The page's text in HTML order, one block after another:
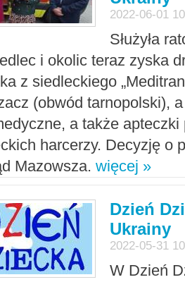
2022-06-01
Służyła
i okolic teraz zyska
z siedleckiego
(obwód tarnopolski),
a także apteczki
harcerzy. Decyzję o
Mazowsza. więcej »
Dzień
Ukrainy
2022-05-31
W Dzień